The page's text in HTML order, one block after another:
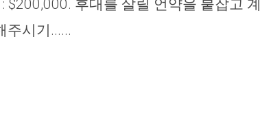
$200,000. 후대를 살릴 언약을 붙잡고 계
주시기......